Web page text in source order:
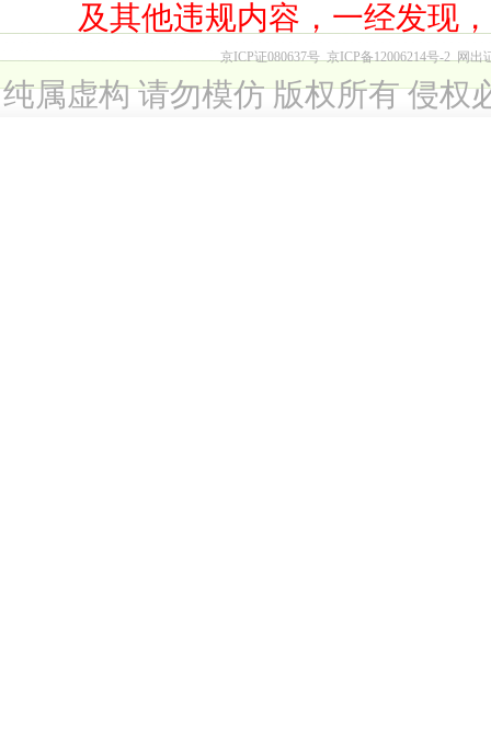
及其他违规内容，一经发现
京ICP证080637号 京ICP备12006214号-2 网出
纯属虚构 请勿模仿 版权所有 侵权